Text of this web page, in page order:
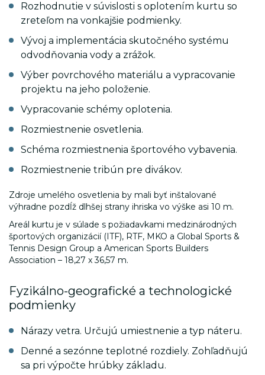
Rozhodnutie v súvislosti s oplotením kurtu so
zreteľom na vonkajšie podmienky.
Vývoj a implementácia skutočného systému
odvodňovania vody a zrážok.
Výber povrchového materiálu a vypracovanie
projektu na jeho položenie.
Vypracovanie schémy oplotenia.
Rozmiestnenie osvetlenia.
Schéma rozmiestnenia športového vybavenia.
Rozmiestnenie tribún pre divákov.
Zdroje umelého osvetlenia by mali byť inštalované
výhradne pozdĺž dlhšej strany ihriska vo výške asi 10 m.
Areál kurtu je v súlade s požiadavkami medzinárodných
športových organizácií (ITF), RTF, MKO a Global Sports &
Tennis Design Group a American Sports Builders
Association – 18,27 x 36,57 m.
Fyzikálno-geografické a technologické
podmienky
Nárazy vetra. Určujú umiestnenie a typ náteru.
Denné a sezónne teplotné rozdiely. Zohľadňujú
sa pri výpočte hrúbky základu.
_ga_T1L7E07HYF .luxsol.sk
_ga .luxsol.sk
_gat_gtag_UA_75233349_1 .luxsol.sk
_ym_isad .luxsol.sk